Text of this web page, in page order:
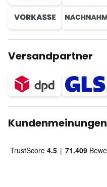
Versandpartner
Kundenmeinungen